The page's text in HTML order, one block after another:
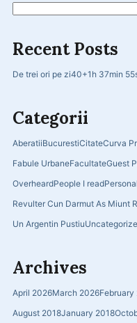
Recent Posts
De trei ori pe zi40+1h 37min
Categorii
AberatiiBucurestiCitateCurva
Fabule UrbaneFacultateGuest
OverheardPeople I readPersonal
Revulter Cun Darmut As Miunt
Un Argentin Pustiu
Archives
April 2026March 2026February
August 2018January 2018